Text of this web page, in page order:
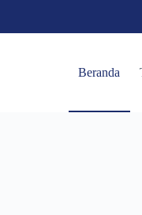
Beranda